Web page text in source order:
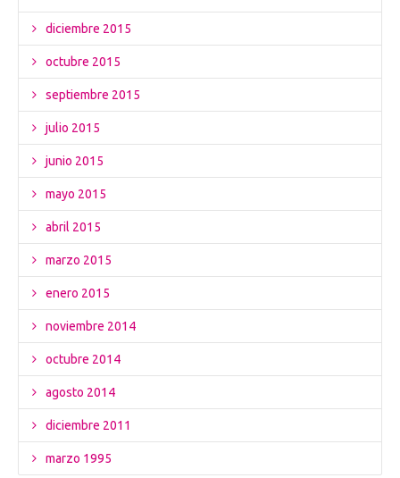
diciembre 2015
octubre 2015
septiembre 2015
julio 2015
junio 2015
mayo 2015
abril 2015
marzo 2015
enero 2015
noviembre 2014
octubre 2014
agosto 2014
diciembre 2011
marzo 1995